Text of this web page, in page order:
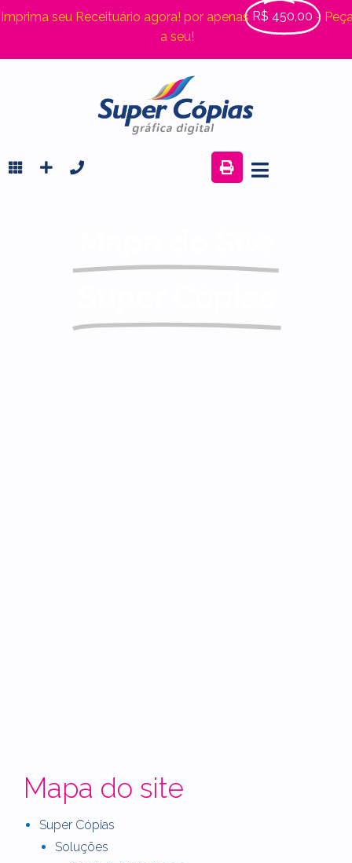
Imprima seu Receituário agora! por apenas R$ 450,00 -
a seu!
Mapa do site
Super Cópias
Soluções